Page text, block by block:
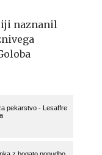
naznanil